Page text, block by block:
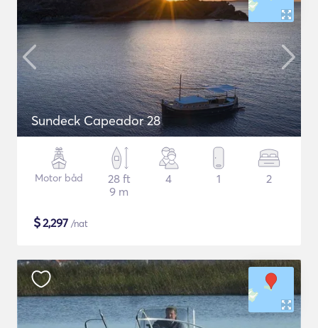
Sundeck Capeador 28
Motor båd
28 ft
9 m
4 1 2
$2,297 /nat